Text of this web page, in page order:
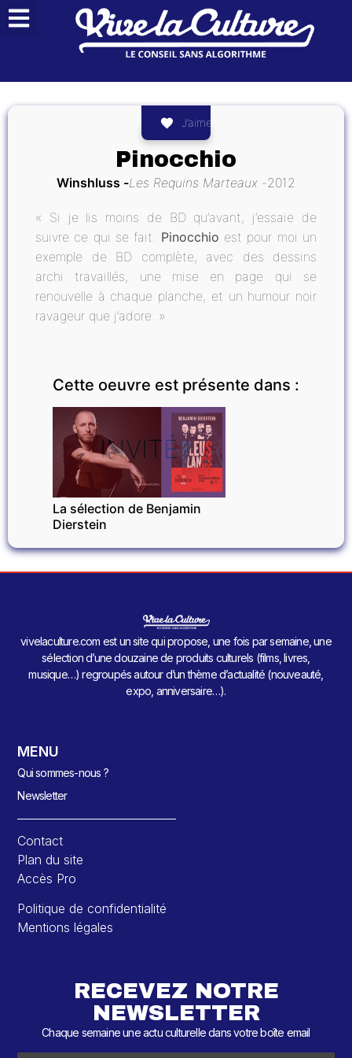
J’aime
Pinocchio
Winshluss Les Requins Marteaux 2012
« Si je lis moins de BD qu’avant, j’essaie de
suivre ce qui se fait. Pinocchio est pour moi un
exemple de BD complète, avec des dessins
archi travaillés, une mise en page qui se
renouvelle à chaque planche, et un humour noir
ravageur que j’adore. »
Cette oeuvre est présente dans :
INVITÉ
La sélection de Benjamin
Dierstein
vivelaculture.com est un site qui propose, une fois par semaine, une
sélection d’une douzaine de produits culturels (films, livres,
musique…) regroupés autour d’un thème d’actualité (nouveauté,
expo, anniversaire…).
MENU
Qui sommes-nous ?
Newsletter
Contact
Plan du site
Accès Pro
Politique de confidentialité
Mentions légales
RECEVEZ NOTRE
NEWSLETTER
Chaque semaine une actu culturelle dans votre boîte email